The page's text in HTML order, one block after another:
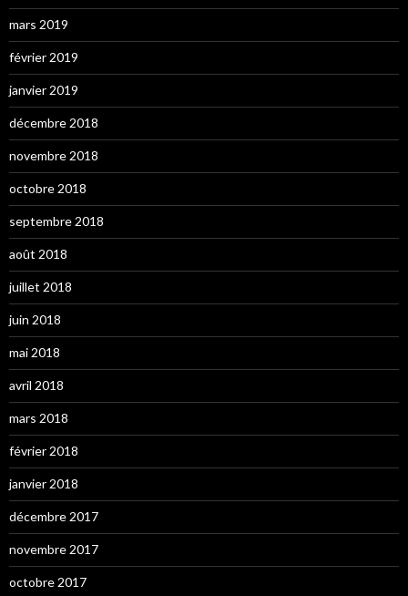
mars 2019
février 2019
janvier 2019
décembre 2018
novembre 2018
octobre 2018
septembre 2018
août 2018
juillet 2018
juin 2018
mai 2018
avril 2018
mars 2018
février 2018
janvier 2018
décembre 2017
novembre 2017
octobre 2017